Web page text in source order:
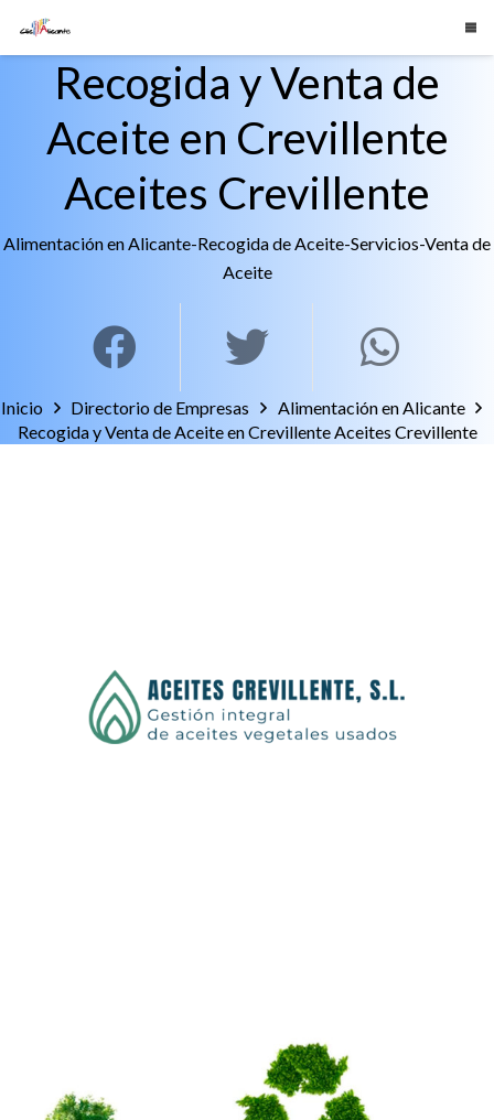
Recogida y Venta de
Aceite en Crevillente
Aceites Crevillente
Alimentación en Alicante-Recogida de Aceite-Servicios-Venta de
Aceite
Inicio Directorio de Empresas
Alimentación en Alicante
Recogida y Venta de Aceite en Crevillente Aceites Crevillente